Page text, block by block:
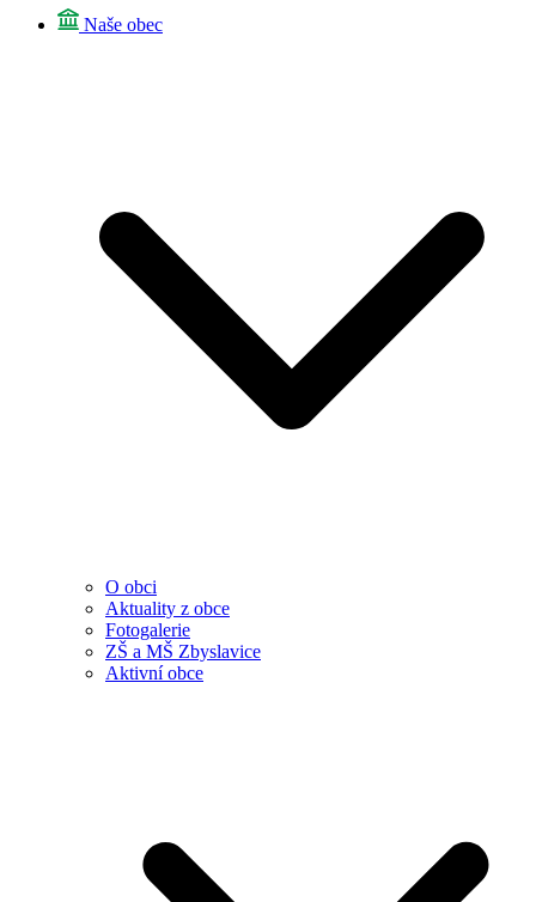
Naše obec
O obci
Aktuality z obce
Fotogalerie
ZŠ a MŠ Zbyslavice
Aktivní obce